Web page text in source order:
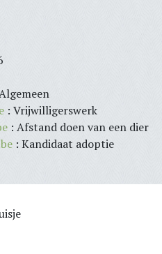
: Vrijwilligerswerk
: Afstand doen van een dier
: Kandidaat adoptie